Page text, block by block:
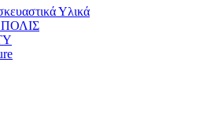
Υλικά